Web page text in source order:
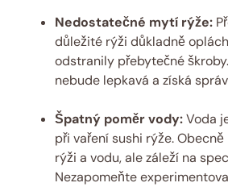
Nedostatečné mytí rýže:
důležité rýži důkladně
odstranily přebytečné
nebude lepkavá a získá
Špatný poměr vody:Voda
při vaření sushi rýže. Obecně
rýži a vodu, ale záleží na
Nezapomeňte